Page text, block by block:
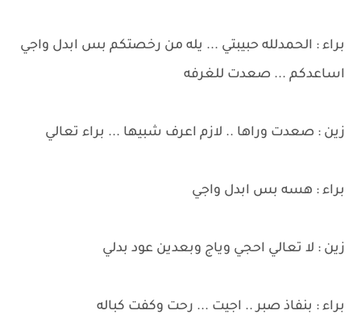
براء : الحمدلله حبيبتي ... يله من رخصتكم بس ابدل واجي
اساعدكم ... صعدت للغرفه
زين : صعدت وراها .. لازم اعرف شبيها ... براء تعالي
براء : هسه بس ابدل واجي
زين : لا تعالي احجي وياج وبعدين عود بدلي
براء : بنفاذ صبر .. اجيت ... رحت وكفت كباله